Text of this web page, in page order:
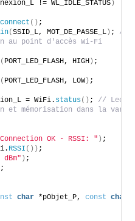
!= WL_IDLE_STATUS )
() ;
(SSID_L, MOT_DE_PASSE_L ) ; //
au point d'accès Wi-Fi
( PORT_LED_FLASH, HIGH ) ;
( PORT_LED_FLASH, LOW) ;
= WiFi.
status() ; //
et mémorisation dans la
OK - RSSI: " ) ;
RSSI ()) ;
dBm" ) ;
;
char *pObjet_P, const
char